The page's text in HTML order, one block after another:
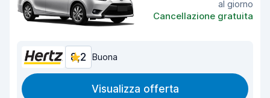
al giorno
Cancellazione gratuita
8,2 Buona
Visualizza offerta